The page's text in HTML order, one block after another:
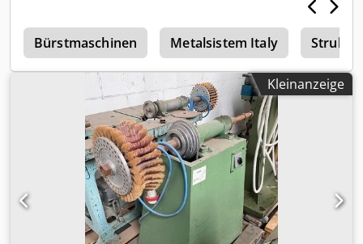
Bürstmaschinen Metalsistem Italy
Kleinanzeige